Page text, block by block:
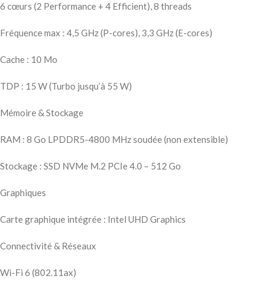
6 cœurs (2 Performance + 4 Efficient), 8 threads
Fréquence max : 4,5 GHz (P-cores), 3,3 GHz (E-cores)
Cache : 10 Mo
TDP : 15 W (Turbo jusqu’à 55 W)
Mémoire & Stockage
RAM : 8 Go LPDDR5-4800 MHz soudée (non extensible)
Stockage : SSD NVMe M.2 PCIe 4.0 – 512 Go
Graphiques
Carte graphique intégrée : Intel UHD Graphics
Connectivité & Réseaux
Wi-Fi 6 (802.11ax)